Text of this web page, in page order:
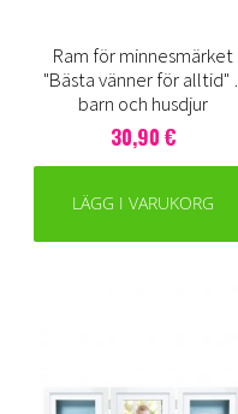
Ram för minnesmärket
"Bästa vänner för alltid" –
barn och husdjur
30,90 €
LÄGG I VARUKORG